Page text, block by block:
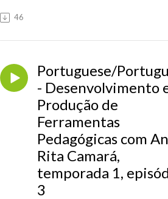
46
Portuguese/
- Desenvolvimento
Produção de
Ferramentas
Pedagógicas com
Rita Camará,
temporada 1,
3